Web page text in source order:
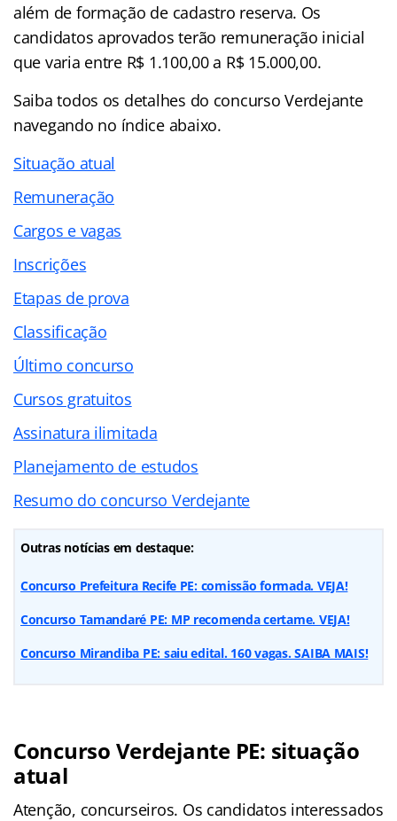
além de formação de cadastro reserva. Os
candidatos aprovados terão remuneração inicial
que varia entre R$ 1.100,00 a R$ 15.000,00.
Saiba todos os detalhes do concurso Verdejante
navegando no índice abaixo.
Situação atual
Remuneração
Cargos e vagas
Inscrições
Etapas de prova
Classificação
Último concurso
Cursos gratuitos
Assinatura ilimitada
Planejamento de estudos
Resumo do concurso Verdejante
Outras notícias em destaque:
Concurso Prefeitura Recife PE: comissão formada. VEJA!
Concurso Tamandaré PE: MP recomenda certame. VEJA!
Concurso Mirandiba PE: saiu edital. 160 vagas. SAIBA MAIS!
Concurso Verdejante PE: situação
atual
Atenção, concurseiros. Os candidatos interessados